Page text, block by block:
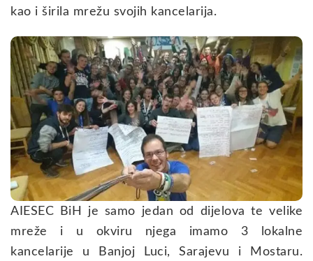
kao i širila mrežu svojih kancelarija.
AIESEC BiH je samo jedan od dijelova te velike
mreže i u okviru njega imamo 3 lokalne
kancelarije u Banjoj Luci, Sarajevu i Mostaru.